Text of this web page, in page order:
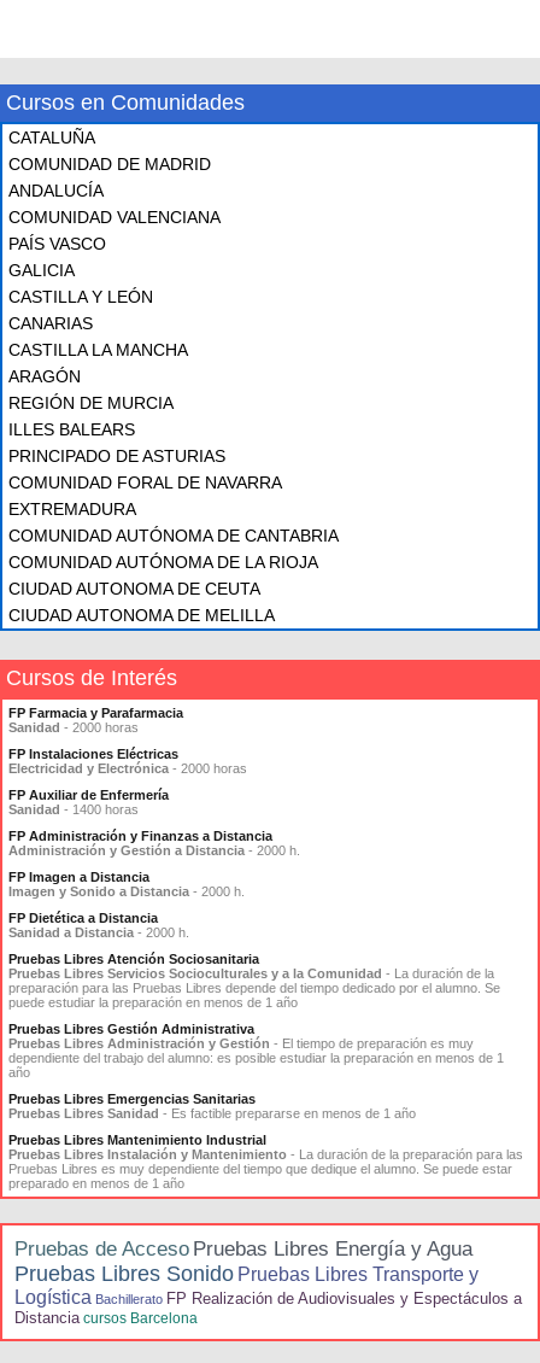
Cursos en Comunidades
CATALUÑA
COMUNIDAD DE MADRID
ANDALUCÍA
COMUNIDAD VALENCIANA
PAÍS VASCO
GALICIA
CASTILLA Y LEÓN
CANARIAS
CASTILLA LA MANCHA
ARAGÓN
REGIÓN DE MURCIA
ILLES BALEARS
PRINCIPADO DE ASTURIAS
COMUNIDAD FORAL DE NAVARRA
EXTREMADURA
COMUNIDAD AUTÓNOMA DE CANTABRIA
COMUNIDAD AUTÓNOMA DE LA RIOJA
CIUDAD AUTONOMA DE CEUTA
CIUDAD AUTONOMA DE MELILLA
Cursos de Interés
FP Farmacia y Parafarmacia
Sanidad - 2000 horas
FP Instalaciones Eléctricas
Electricidad y Electrónica - 2000 horas
FP Auxiliar de Enfermería
Sanidad - 1400 horas
FP Administración y Finanzas a Distancia
Administración y Gestión a Distancia - 2000 h.
FP Imagen a Distancia
Imagen y Sonido a Distancia - 2000 h.
FP Dietética a Distancia
Sanidad a Distancia - 2000 h.
Pruebas Libres Atención Sociosanitaria
Pruebas Libres Servicios Socioculturales y a la Comunidad - La duración de la
preparación para las Pruebas Libres depende del tiempo dedicado por el alumno. Se
puede estudiar la preparación en menos de 1 año
Pruebas Libres Gestión Administrativa
Pruebas Libres Administración y Gestión - El tiempo de preparación es muy
dependiente del trabajo del alumno: es posible estudiar la preparación en menos de 1
año
Pruebas Libres Emergencias Sanitarias
Pruebas Libres Sanidad - Es factible prepararse en menos de 1 año
Pruebas Libres Mantenimiento Industrial
Pruebas Libres Instalación y Mantenimiento - La duración de la preparación para las
Pruebas Libres es muy dependiente del tiempo que dedique el alumno. Se puede estar
preparado en menos de 1 año
Pruebas de Acceso Pruebas Libres Energía y Agua
Pruebas Libres Sonido Pruebas Libres Transporte y
Logística Bachillerato FP Realización de Audiovisuales y Espectáculos a
Distancia cursos Barcelona